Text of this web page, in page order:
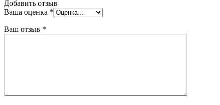
Добавить отзыв
Ваша оценка *
Ваш отзыв *